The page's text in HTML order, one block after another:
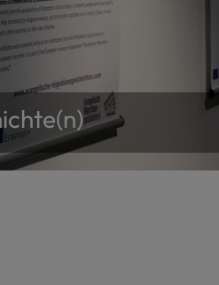
entwickelt sich ein